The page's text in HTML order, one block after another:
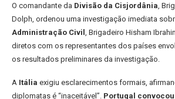
O comandante da Divisão da Cisjordânia ,
Dolph, ordenou uma investigação imediata
Administração Civil , Brigadeiro Hisham
diretos com os representantes dos países
os resultados preliminares da investigação.
A Itália exigiu esclarecimentos formais,
diplomatas é “inaceitável”. Portugal